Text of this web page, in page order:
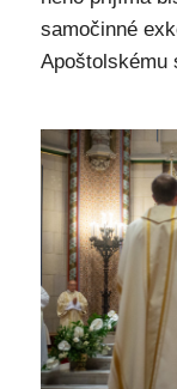
samočinné
Apoštolskému